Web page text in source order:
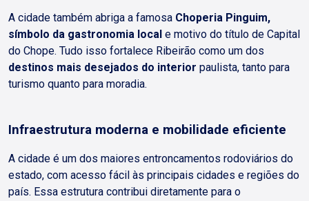
A cidade também abriga a famosa Choperia Pinguim,
símbolo da gastronomia local e motivo do título de Capital
do Chope. Tudo isso fortalece Ribeirão como um dos
destinos mais desejados do interior paulista, tanto para
turismo quanto para moradia.
Infraestrutura moderna e mobilidade eficiente
A cidade é um dos maiores entroncamentos rodoviários do
estado, com acesso fácil às principais cidades e regiões do
país. Essa estrutura contribui diretamente para o